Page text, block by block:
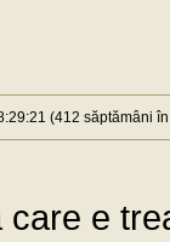
(412 săptămâni
care e